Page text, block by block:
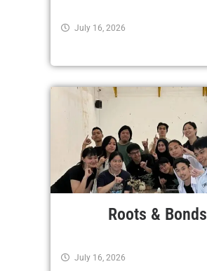
July 16, 2026
Roots & Bonds
July 16, 2026